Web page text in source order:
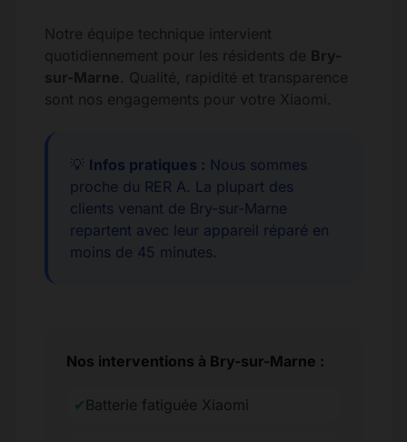
Notre équipe technique intervient
quotidiennement pour les résidents de Bry-
sur-Marne. Qualité, rapidité et transparence
sont nos engagements pour votre Xiaomi.
💡 Infos pratiques : Nous sommes
proche du RER A. La plupart des
clients venant de Bry-sur-Marne
repartent avec leur appareil réparé en
moins de 45 minutes.
Nos interventions à Bry-sur-Marne :
✔ Batterie fatiguée Xiaomi